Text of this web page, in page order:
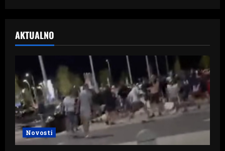
AKTUALNO
Novosti